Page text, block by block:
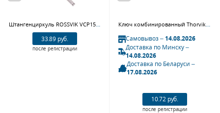
Штангенциркуль ROSSVIK VCP150 (150 мм)
33.89 руб.
после регистрации
Ключ комбинированный Thorvik CW00021, 21 мм
Самовывоз –14.08.2026
Доставка по Минску –
14.08.2026
Доставка по Беларуси –
17.08.2026
10.72 руб.
после регистрации